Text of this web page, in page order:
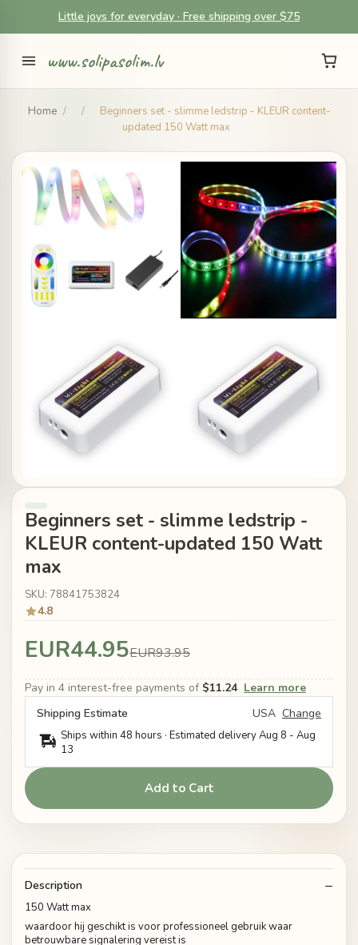
Little joys for everyday · Free shipping over $75
www.solipasolim.lv
Home / /
Beginners set - slimme ledstrip - KLEUR content-
updated 150 Watt max
Beginners set - slimme ledstrip -
KLEUR content-updated 150 Watt
max
SKU: 78841753824
4.8
EUR44.95EUR93.95
Pay in 4 interest-free payments of $11.24 Learn more
Shipping Estimate
USA Change
Ships within 48 hours · Estimated deliveryAug 8 - Aug
13
Add to Cart
Description
150 Watt max
waardoor hij geschikt is voor professioneel gebruik waar
betrouwbare signalering vereist is